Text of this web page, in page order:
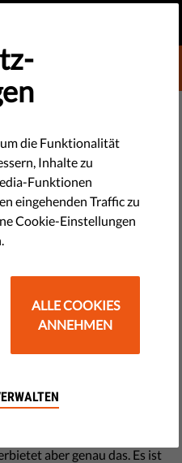
greifen
in
an
wollen zwei
Details über ihre Klienten
Angaben zu
aber genau das. Es ist
die Funktionalität
Inhalte zu
Funktionen
eingehenden Traffic zu
Cookie-Einstellungen
ALLE COOKIES
ANNEHMEN